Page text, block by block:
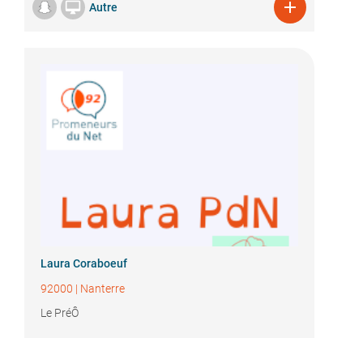
 Autre 
Laura Coraboeuf
92000 | Nanterre
Le PréÔ